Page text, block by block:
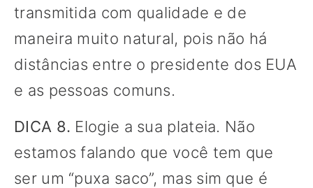
transmitida com qualidade e de
maneira muito natural, pois não há
distâncias entre o presidente dos EUA
e as pessoas comuns.
DICA 8. Elogie a sua plateia. Não
estamos falando que você tem que
ser um “puxa saco”, mas sim que é